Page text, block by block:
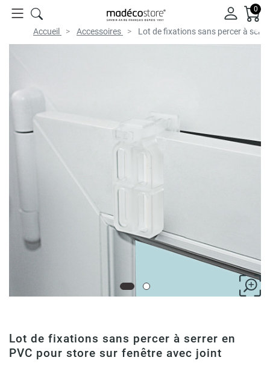
0
Accueil Accessoires Lot de fixations sans percer à
Lot de fixations sans percer à serrer en
PVC pour store sur fenêtre avec joint